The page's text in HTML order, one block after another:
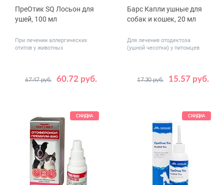
ПреОтик SQ Лосьон для
ушей, 100 мл
При лечении аллергических
отитов у животных
60.72 руб.
67.47 руб.
Барс Капли ушные для
собак и кошек, 20 мл
Для лечения отодектоза
(ушной чесотки) у питомцев
15.57 руб.
17.30 руб.
СКИДКА СКИДКА